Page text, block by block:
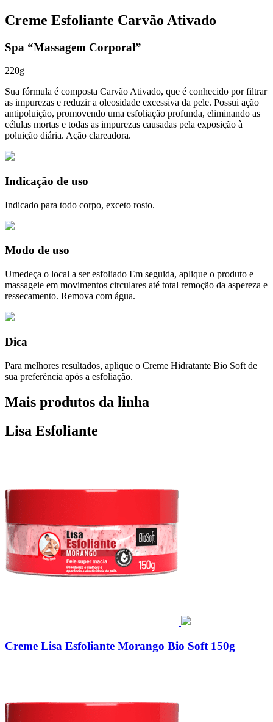
Creme Esfoliante Carvão Ativado
Spa “Massagem Corporal”
220g
Sua fórmula é composta Carvão Ativado, que é conhecido por filtrar
as impurezas e reduzir a oleosidade excessiva da pele. Possui ação
antipoluição, promovendo uma esfoliação profunda, eliminando as
células mortas e todas as impurezas causadas pela exposição à
poluição diária. Ação clareadora.
Indicação de uso
Indicado para todo corpo, exceto rosto.
Modo de uso
Umedeça o local a ser esfoliado Em seguida, aplique o produto e
massageie em movimentos circulares até total remoção da aspereza e
ressecamento. Remova com água.
Dica
Para melhores resultados, aplique o Creme Hidratante Bio Soft de
sua preferência após a esfoliação.
Mais produtos da linha
Lisa Esfoliante
Creme Lisa Esfoliante Morango Bio Soft 150g